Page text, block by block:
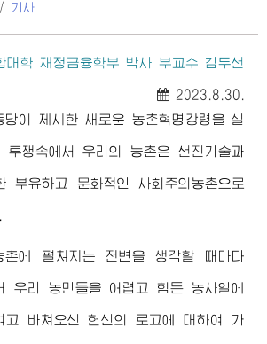
/ 기사
대학 재정금융학부 박사 부교수 김두선
2023.8.30.
당이 제시한 새로운 농촌혁명강령을 실
쟁속에서 우리의 농촌은 선진기술과
부유하고 문화적인 사회주의농촌으로
촌에 펼쳐지는 전변을 생각할 때마다
우리 농민들을 어렵고 힘든 농사일에
고 바쳐오신 헌신의 로고에 대하여 가